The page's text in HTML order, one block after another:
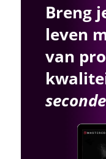
Breng
leven
van